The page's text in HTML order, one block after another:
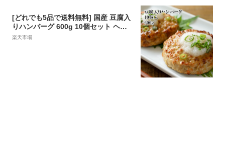
[どれでも5品で送料無料] 国産 豆腐入
りハンバーグ 600g 10個セット ヘル
シー 健康志向 おかず お弁当 冷凍★
楽天市場